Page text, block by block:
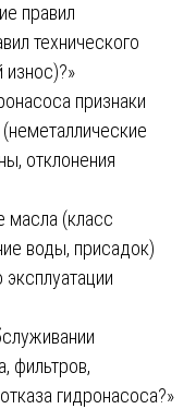
правил
технического
износ)?»
признаки
отклонения
масла (класс
воды, присадок)
фильтров,
гидронасоса?»